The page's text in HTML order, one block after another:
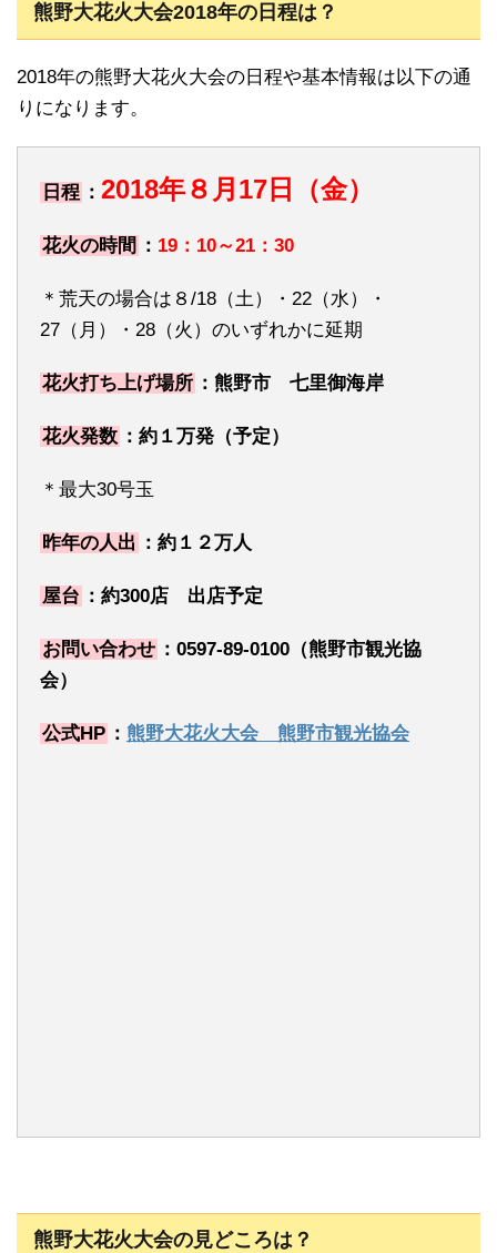
熊野大花火大会2018年の日程は？
2018年の熊野大花火大会の日程や基本情報は以下の通
りになります。
日程 ： 2018年８月17日（金）
花火の時間 ： 19：10～21：30
＊荒天の場合は８/18（土）・22（水）・
27（月）・28（火）のいずれかに延期
花火打ち上げ場所 ：熊野市 七里御海岸
花火発数 ：約１万発（予定）
＊最大30号玉
昨年の人出 ：約１２万人
屋台 ：約300店 出店予定
お問い合わせ ：0597-89-0100（熊野市観光協
会）
公式HP ： 熊野大花火大会 熊野市観光協会
熊野大花火大会の見どころは？